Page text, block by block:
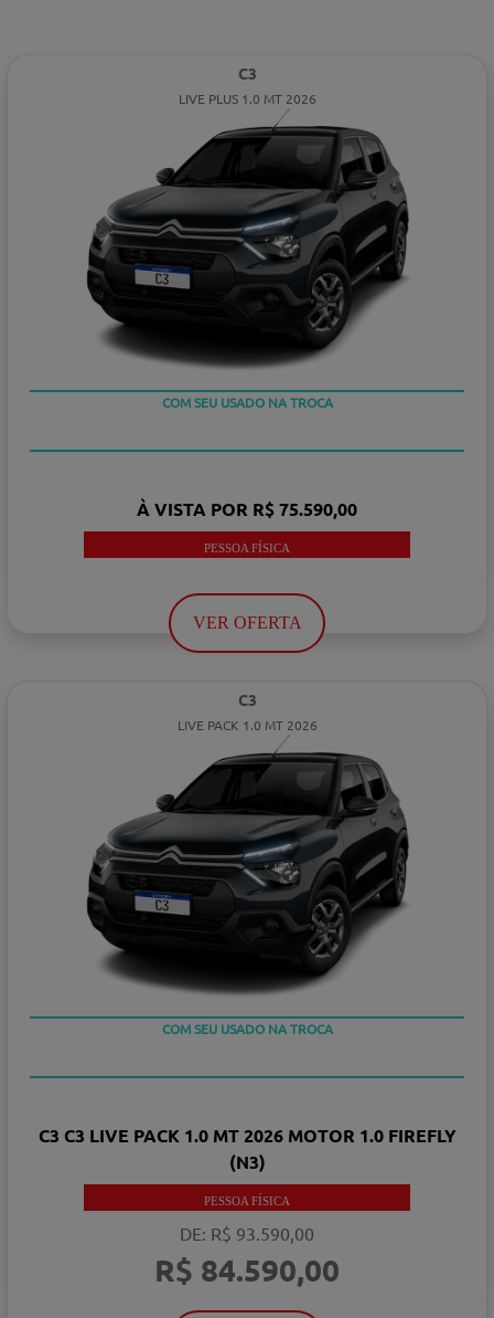
C3
LIVE PLUS 1.0 MT 2026
COM SEU USADO NA TROCA
À VISTA POR R$ 75.590,00
PESSOA FÍSICA
VER OFERTA
C3
LIVE PACK 1.0 MT 2026
TAXA 0 %
C3 C3 LIVE PACK 1.0 MT 2026 MOTOR 1.0 FIREFLY
(N3)
PESSOA FÍSICA
DE: R$ 93.590,00
R$ 84.590,00